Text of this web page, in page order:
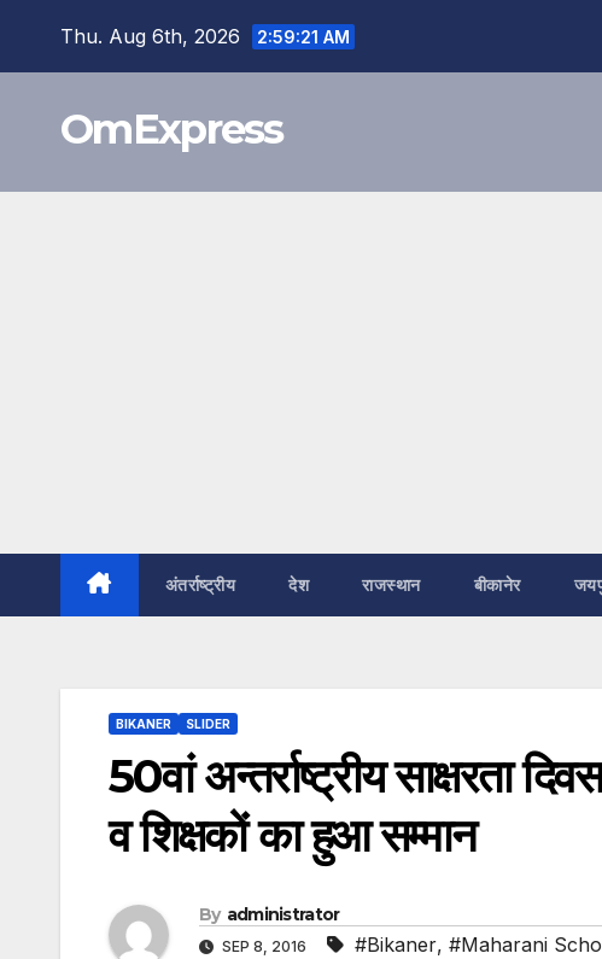
Thu. Aug 6th, 2026 2:59:22 AM
OmExpress
अंतर्राष्ट्रीय देश राजस्थान बीकानेर
BIKANER SLIDER
50वां अन्तर्राष्ट्रीय साक्षरता
व शिक्षकों का हुआ सम्मान
By administrator
SEP 8, 2016 #Bikaner, #Maharani